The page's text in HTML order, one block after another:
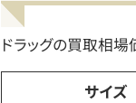
ドラッグの買取相場
サイズ